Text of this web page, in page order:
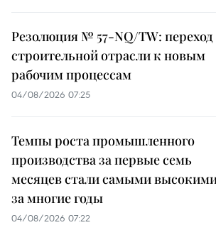
Резолюция № 57-NQ/TW: переход
строительной отрасли к новым
рабочим процессам
04/08/2026 07:25
Темпы роста промышленного
производства за первые семь
месяцев стали самыми
за многие годы
04/08/2026 07:22